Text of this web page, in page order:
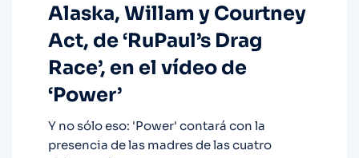
Alaska, Willam y Courtney
Act, de ‘RuPaul’s Drag
Race’, en el vídeo de
‘Power’
Y no sólo eso: 'Power' contará con la
presencia de las madres de las cuatro